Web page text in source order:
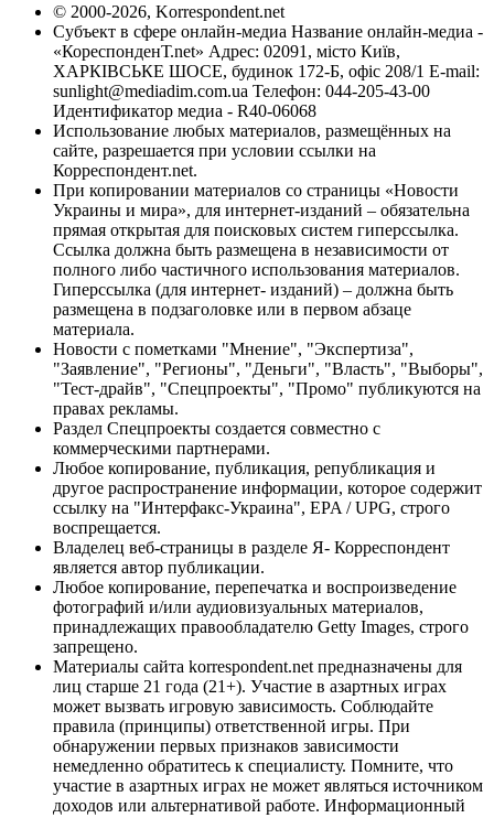
© 2000-2026, Korrespondent.net
Субъект в сфере онлайн-медиа Название онлайн-медиа -
«КореспонденТ.net» Адрес: 02091, місто Київ,
ХАРКІВСЬКЕ ШОСЕ, будинок 172-Б, офіс 208/1 E-mail:
sunlight@mediadim.com.ua Телефон: 044-205-43-00
Идентификатор медиа - R40-06068
Использование любых материалов, размещённых на
сайте, разрешается при условии ссылки на
Корреспондент.net.
При копировании материалов со страницы «Новости
Украины и мира», для интернет-изданий – обязательна
прямая открытая для поисковых систем гиперссылка.
Ссылка должна быть размещена в независимости от
полного либо частичного использования материалов.
Гиперссылка (для интернет- изданий) – должна быть
размещена в подзаголовке или в первом абзаце
материала.
Новости с пометками "Мнение", "Экспертиза",
"Заявление", "Регионы", "Деньги", "Власть", "Выборы",
"Тест-драйв", "Спецпроекты", "Промо" публикуются на
правах рекламы.
Раздел Спецпроекты создается совместно с
коммерческими партнерами.
Любое копирование, публикация, републикация и
другое распространение информации, которое содержит
ссылку на "Интерфакс-Украина", EPA / UPG, строго
воспрещается.
Владелец веб-страницы в разделе Я- Корреспондент
является автор публикации.
Любое копирование, перепечатка и воспроизведение
фотографий и/или аудиовизуальных материалов,
принадлежащих правообладателю Getty Images, строго
запрещено.
Материалы сайта korrespondent.net предназначены для
лиц старше 21 года (21+). Участие в азартных играх
может вызвать игровую зависимость. Соблюдайте
правила (принципы) ответственной игры. При
обнаружении первых признаков зависимости
немедленно обратитесь к специалисту. Помните, что
участие в азартных играх не может являться источником
доходов или альтернативой работе. Информационный